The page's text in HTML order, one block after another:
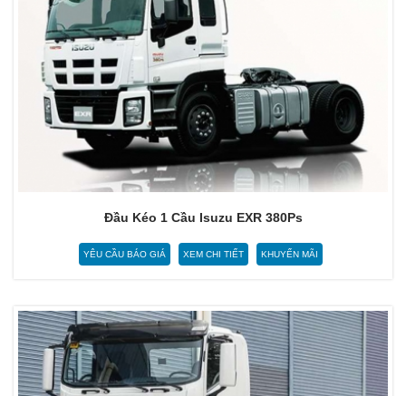
Đầu Kéo 1 Cầu Isuzu EXR 380Ps
YÊU CẦU BÁO GIÁ XEM CHI TIẾT KHUYẾN MÃI